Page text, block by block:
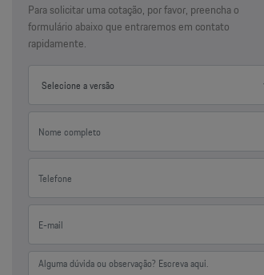
Para solicitar uma cotação, por favor, preencha o
formulário abaixo que entraremos em contato
rapidamente.